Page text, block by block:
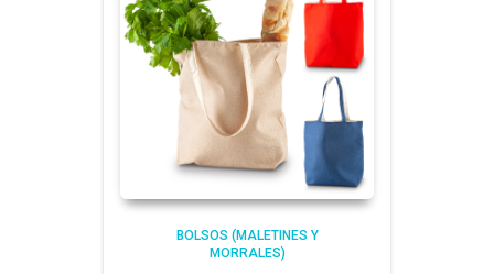
BOLSOS (MALETINES Y
MORRALES)